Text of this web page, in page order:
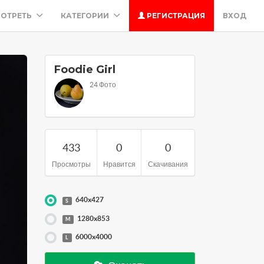
КАТЕГОРИИ РЕГИСТРАЦИЯ ВХОД
Foodie Girl
24 Фото
433
Просмотры
0
Нравится
0
Скачивания
S 640x427
M 1280x853
L 6000x4000